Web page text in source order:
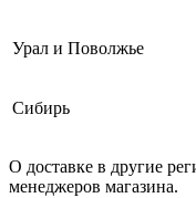
Урал и Поволжье
Сибирь
О доставке в другие
менеджеров магазина.